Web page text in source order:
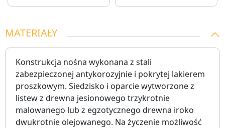
MATERIAŁY
Konstrukcja nośna wykonana z stali
zabezpieczonej antykorozyjnie i pokrytej lakierem
proszkowym. Siedzisko i oparcie wytworzone z
listew z drewna jesionowego trzykrotnie
malowanego lub z egzotycznego drewna iroko
dwukrotnie olejowanego. Na życzenie możliwość